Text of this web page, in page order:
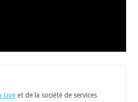
Liveet de la société de services